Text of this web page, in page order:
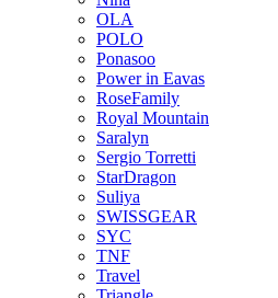
OLA
POLO
Ponasoo
Power in Eavas
RoseFamily
Royal Mountain
Saralyn
Sergio Torretti
StarDragon
Suliya
SWISSGEAR
SYC
TNF
Travel